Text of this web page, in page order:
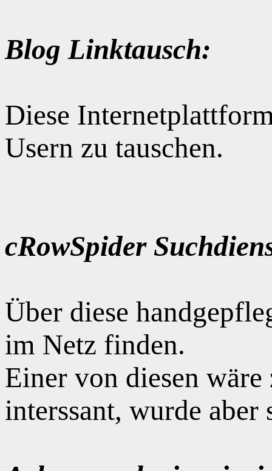
Blog Linktausch:
Diese
Usern zu tauschen.
cRowSpider
Über diese
im Netz finden.
Einer von diesen
interssant, wurde